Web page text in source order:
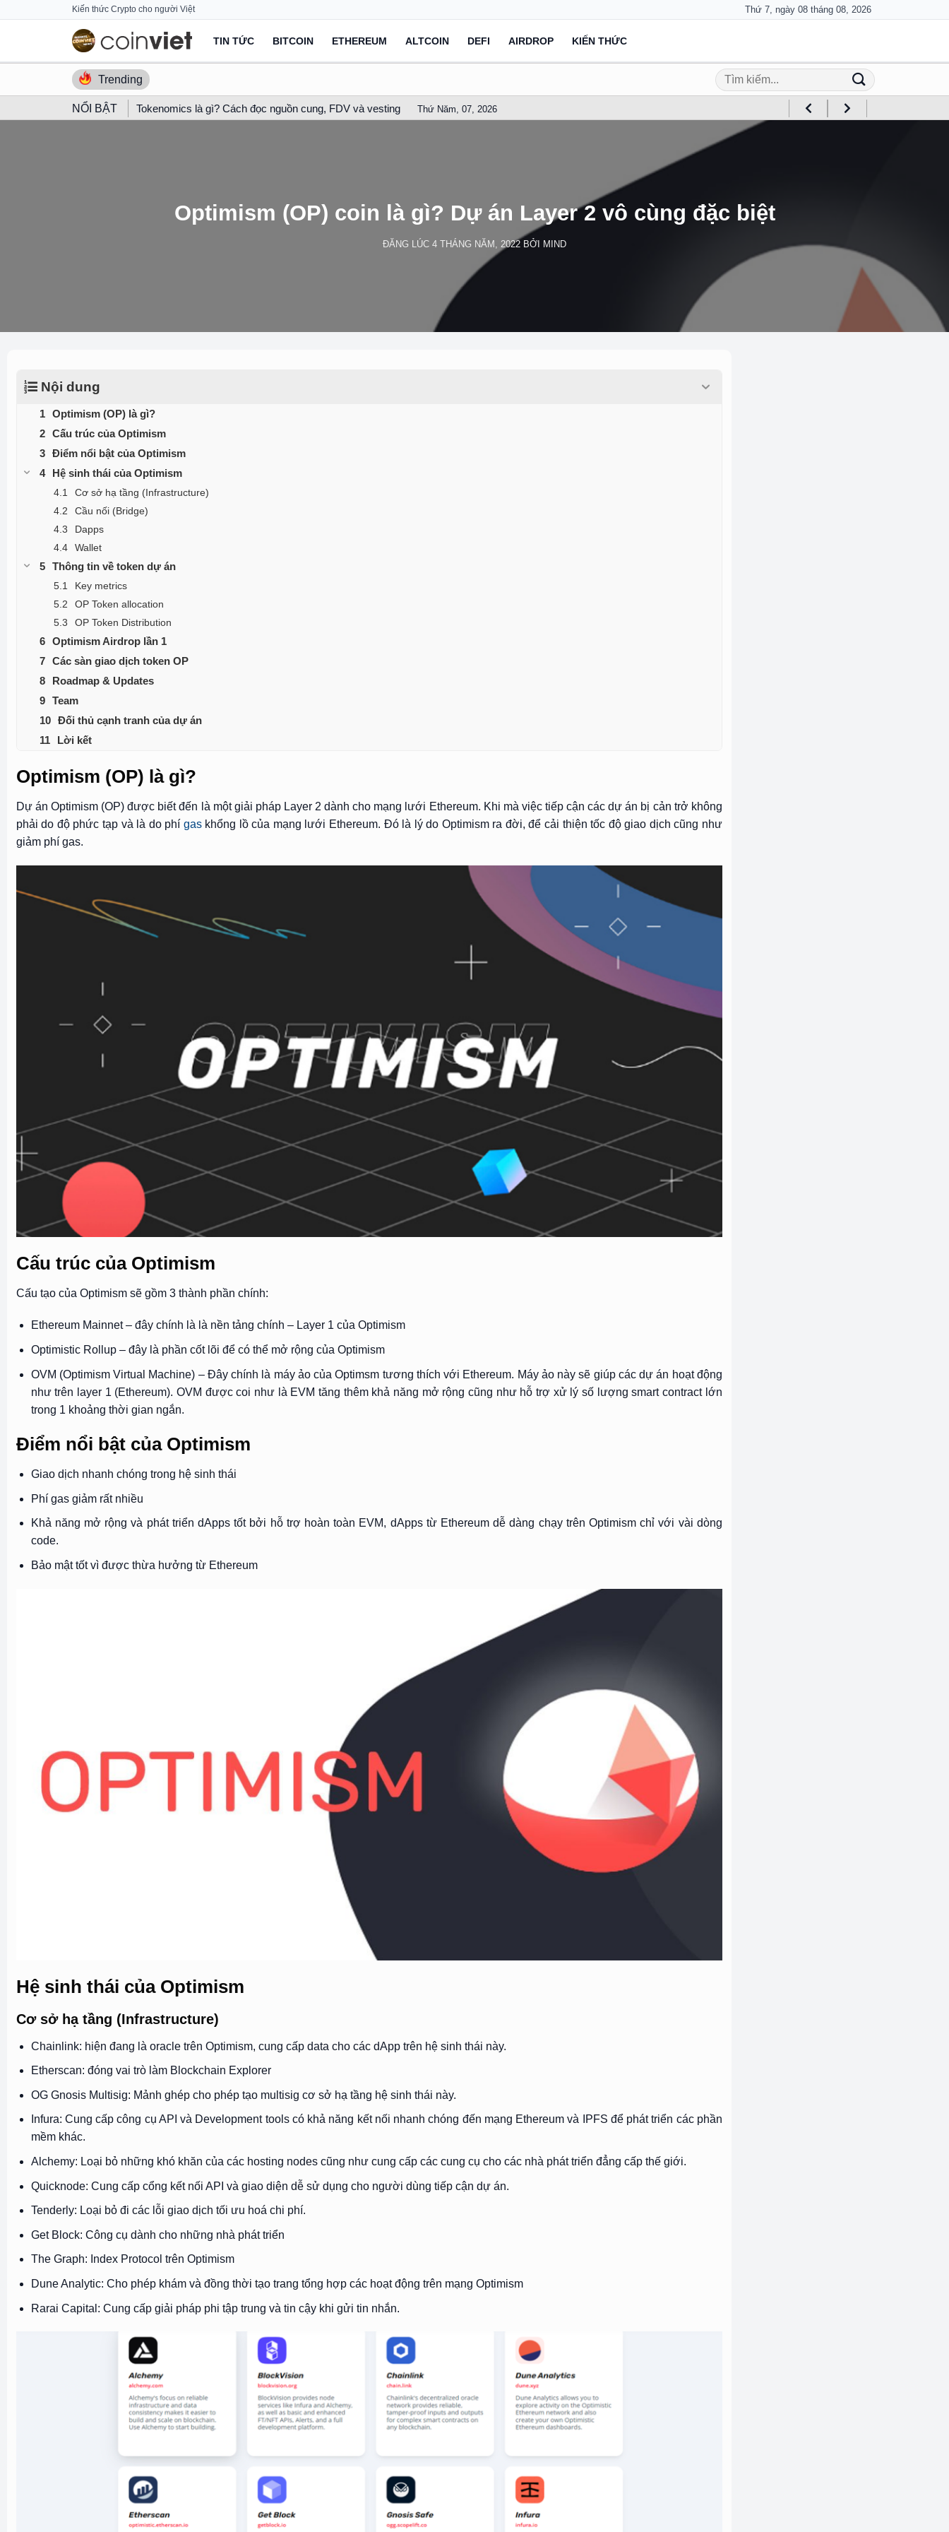
Kiến thức Crypto cho người Việt Thứ 7, ngày 08 tháng 08, 2026
TIN TỨC BITCOIN ETHEREUM ALTCOIN DEFI AIRDROP KIẾN THỨC
Trending
NỔI BẬT Tokenomics là gì? Cách đọc nguồn cung, FDV và vesting Thứ Năm, 07, 2026
Optimism (OP) coin là gì? Dự án Layer 2 vô cùng đặc biệt
ĐĂNG LÚC 4 THÁNG NĂM, 2022 BỞI MIND
Nội dung
Optimism (OP) là gì?
Cấu trúc của Optimism
Điểm nổi bật của Optimism
Hệ sinh thái của Optimism
Cơ sở hạ tầng (Infrastructure)
Cầu nối (Bridge)
Dapps
Wallet
Thông tin về token dự án
Key metrics
OP Token allocation
OP Token Distribution
Optimism Airdrop lần 1
Các sàn giao dịch token OP
Roadmap & Updates
Team
Đối thủ cạnh tranh của dự án
Lời kết
Optimism (OP) là gì?
Dự án Optimism (OP) được biết đến là một giải pháp Layer 2 dành cho mạng lưới Ethereum. Khi mà việc tiếp cận các dự án bị cản trở không
phải do độ phức tạp và là do phí gaskhổng lồ của mạng lưới Ethereum. Đó là lý do Optimism ra đời, để cải thiện tốc độ giao dịch cũng như
giảm phí gas.
Cấu trúc của Optimism
Cấu tạo của Optimism sẽ gồm 3 thành phần chính:
Ethereum Mainnet – đây chính là là nền tảng chính – Layer 1 của Optimism
Optimistic Rollup – đây là phần cốt lõi để có thể mở rộng của Optimism
OVM (Optimism Virtual Machine) – Đây chính là máy ảo của Optimsm tương thích với Ethereum. Máy ảo này sẽ giúp các dự án hoạt động
như trên layer 1 (Ethereum). OVM được coi như là EVM tăng thêm khả năng mở rộng cũng như hỗ trợ xử lý số lượng smart contract lớn
trong 1 khoảng thời gian ngắn.
Điểm nổi bật của Optimism
Giao dịch nhanh chóng trong hệ sinh thái
Phí gas giảm rất nhiều
Khả năng mở rộng và phát triển dApps tốt bởi hỗ trợ hoàn toàn EVM, dApps từ Ethereum dễ dàng chạy trên Optimism chỉ với vài dòng
code.
Bảo mật tốt vì được thừa hưởng từ Ethereum
Hệ sinh thái của Optimism
Cơ sở hạ tầng (Infrastructure)
Chainlink: hiện đang là oracle trên Optimism, cung cấp data cho các dApp trên hệ sinh thái này.
Etherscan: đóng vai trò làm Blockchain Explorer
OG Gnosis Multisig: Mảnh ghép cho phép tạo multisig cơ sở hạ tầng hệ sinh thái này.
Infura: Cung cấp công cụ API và Development tools có khả năng kết nối nhanh chóng đến mạng Ethereum và IPFS để phát triển các phần
mềm khác.
Alchemy: Loại bỏ những khó khăn của các hosting nodes cũng như cung cấp các cung cụ cho các nhà phát triển đẳng cấp thế giới.
Quicknode: Cung cấp cổng kết nối API và giao diện dễ sử dụng cho người dùng tiếp cận dự án.
Tenderly: Loại bỏ đi các lỗi giao dịch tối ưu hoá chi phí.
Get Block: Công cụ dành cho những nhà phát triển
The Graph: Index Protocol trên Optimism
Dune Analytic: Cho phép khám và đồng thời tạo trang tổng hợp các hoạt động trên mạng Optimism
Rarai Capital: Cung cấp giải pháp phi tập trung và tin cậy khi gửi tin nhắn.